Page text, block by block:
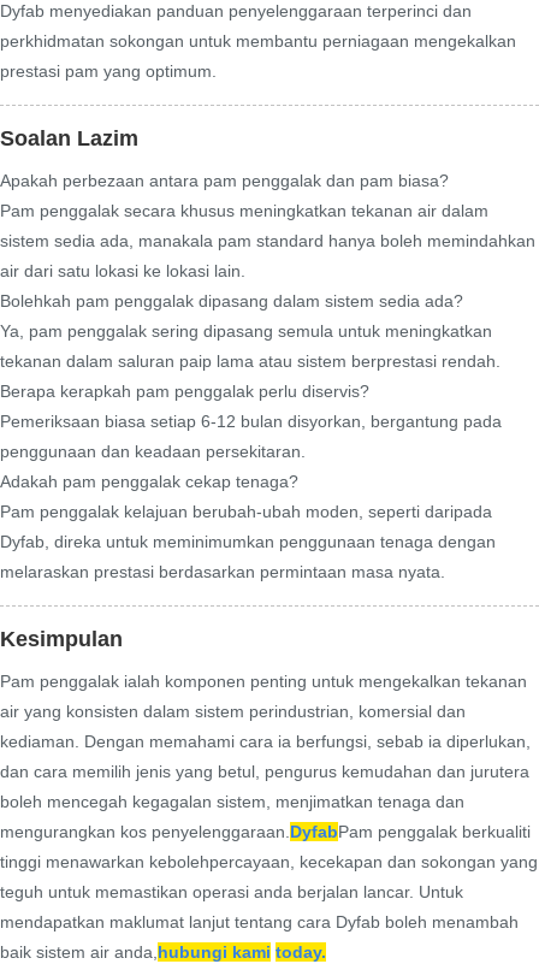
Dyfab menyediakan panduan penyelenggaraan terperinci dan
perkhidmatan sokongan untuk membantu perniagaan mengekalkan
prestasi pam yang optimum.
Soalan Lazim
Apakah perbezaan antara pam penggalak dan pam biasa?
Pam penggalak secara khusus meningkatkan tekanan air dalam
sistem sedia ada, manakala pam standard hanya boleh memindahkan
air dari satu lokasi ke lokasi lain.
Bolehkah pam penggalak dipasang dalam sistem sedia ada?
Ya, pam penggalak sering dipasang semula untuk meningkatkan
tekanan dalam saluran paip lama atau sistem berprestasi rendah.
Berapa kerapkah pam penggalak perlu diservis?
Pemeriksaan biasa setiap 6-12 bulan disyorkan, bergantung pada
penggunaan dan keadaan persekitaran.
Adakah pam penggalak cekap tenaga?
Pam penggalak kelajuan berubah-ubah moden, seperti daripada
Dyfab, direka untuk meminimumkan penggunaan tenaga dengan
melaraskan prestasi berdasarkan permintaan masa nyata.
Kesimpulan
Pam penggalak ialah komponen penting untuk mengekalkan tekanan
air yang konsisten dalam sistem perindustrian, komersial dan
kediaman. Dengan memahami cara ia berfungsi, sebab ia diperlukan,
dan cara memilih jenis yang betul, pengurus kemudahan dan jurutera
boleh mencegah kegagalan sistem, menjimatkan tenaga dan
mengurangkan kos penyelenggaraan.DyfabPam penggalak berkualiti
tinggi menawarkan kebolehpercayaan, kecekapan dan sokongan yang
teguh untuk memastikan operasi anda berjalan lancar. Untuk
mendapatkan maklumat lanjut tentang cara Dyfab boleh menambah
baik sistem air anda,hubungi kami today.